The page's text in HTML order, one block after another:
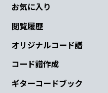
BABY それでも変わらず
C
お気に入り
閲覧履歴
オリジナルコード譜
コード譜作成
ギターコードブック